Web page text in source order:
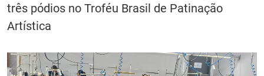
três pódios no Troféu Brasil de Patinação
Artística